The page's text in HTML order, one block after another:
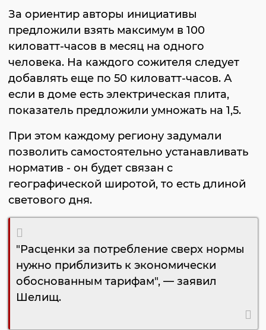
За ориентир авторы инициативы
предложили взять максимум в 100
киловатт-часов в месяц на одного
человека. На каждого сожителя следует
добавлять еще по 50 киловатт-часов. А
если в доме есть электрическая плита,
показатель предложили умножать на 1,5.
При этом каждому региону задумали
позволить самостоятельно устанавливать
норматив - он будет связан с
географической широтой, то есть длиной
светового дня.
"Расценки за потребление сверх нормы
нужно приблизить к экономически
обоснованным тарифам", — заявил
Шелищ.